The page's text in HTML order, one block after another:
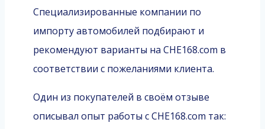
Специализированные компании по
импорту автомобилей подбирают и
рекомендуют варианты на CHE168.com в
соответствии с пожеланиями клиента.
Один из покупателей в своём отзыве
описывал опыт работы с CHE168.com так: